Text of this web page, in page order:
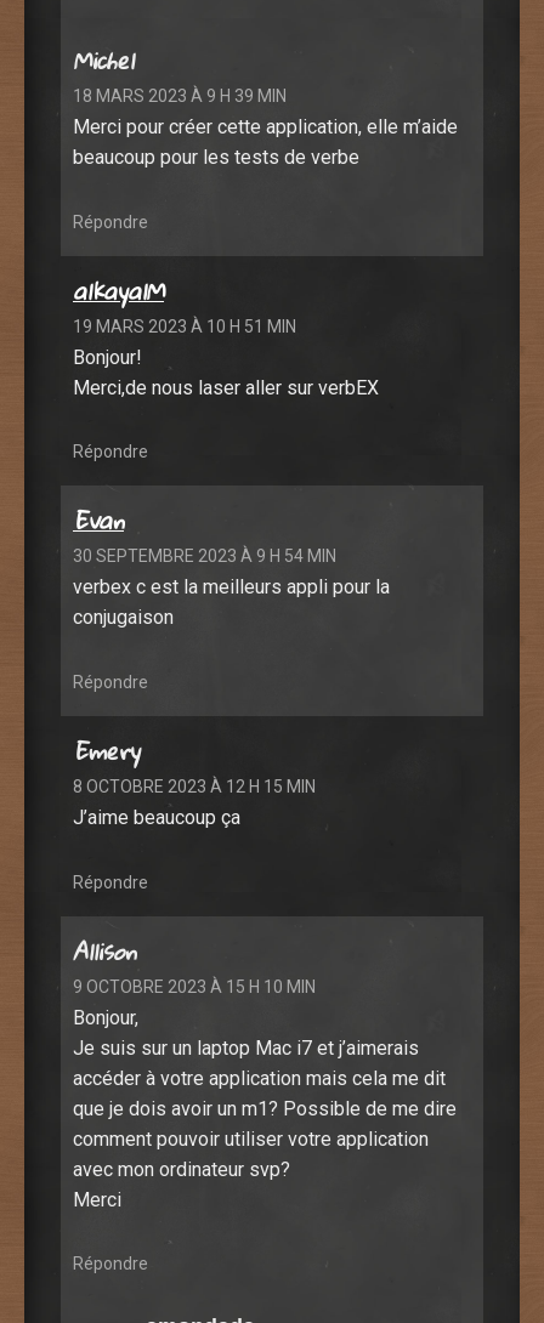
Michel
18 MARS 2023 À 9 H 39 MIN
Merci pour créer cette application, elle m’aide
beaucoup pour les tests de verbe
Répondre
alkayalM
19 MARS 2023 À 10 H 51 MIN
Bonjour!
Merci,de nous laser aller sur verbEX
Répondre
Evan
30 SEPTEMBRE 2023 À 9 H 54 MIN
verbex c est la meilleurs appli pour la
conjugaison
Répondre
Emery
8 OCTOBRE 2023 À 12 H 15 MIN
J’aime beaucoup ça
Répondre
Allison
9 OCTOBRE 2023 À 15 H 10 MIN
Bonjour,
Je suis sur un laptop Mac i7 et j’aimerais
accéder à votre application mais cela me dit
que je dois avoir un m1? Possible de me dire
comment pouvoir utiliser votre application
avec mon ordinateur svp?
Merci
Répondre